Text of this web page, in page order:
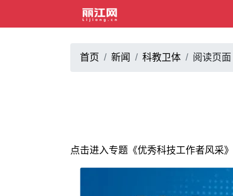
首页 新闻 科教卫体 阅读页面
点击进入专题《优秀科技工作者风采》